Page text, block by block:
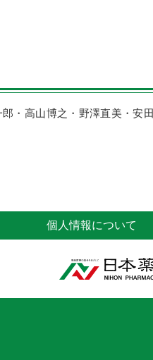
・高山博之・野澤直美・
個人情報について